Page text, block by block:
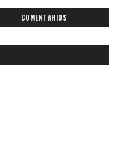
COMENTARIOS